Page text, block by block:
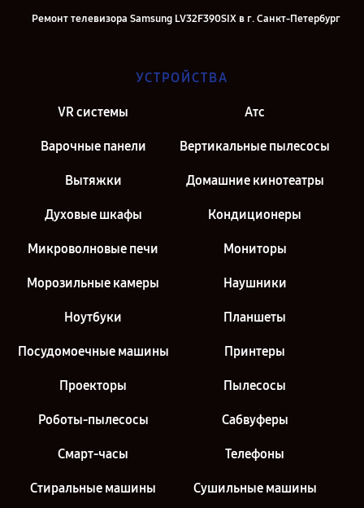
Ремонт телевизора Samsung LV32F390SIX в г. Санкт-Петербург
УСТРОЙСТВА
VR системы Атс
Варочные панели Вертикальные пылесосы
Вытяжки Домашние кинотеатры
Духовые шкафы Кондиционеры
Микроволновые печи Мониторы
Морозильные камеры Наушники
Ноутбуки Планшеты
Посудомоечные машины Принтеры
Проекторы Пылесосы
Роботы-пылесосы Сабвуферы
Смарт-часы Телефоны
Стиральные машины Сушильные машины